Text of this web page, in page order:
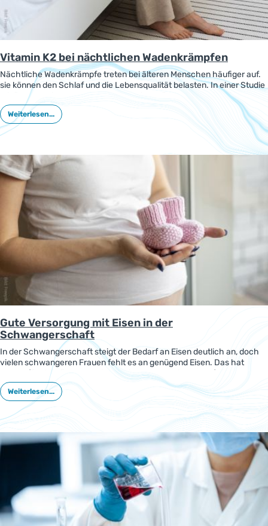
Vitamin K2 bei nächtlichen Wadenkrämpfen
Nächtliche Wadenkrämpfe treten bei älteren Menschen häufiger auf.
sie können den Schlaf und die Lebensqualität belasten. In einer Studie
mit älteren Teilnehmern verringerte die Ergänzung von Vitamin K2
(Menachinon) die Häufigkeit, Intensität und Dauer von nächtlichen
Wadenkrämpfen.
Weiterlesen...
Gute Versorgung mit Eisen in der
Schwangerschaft
In der Schwangerschaft steigt der Bedarf an Eisen deutlich an, doch
vielen schwangeren Frauen fehlt es an genügend Eisen. Das hat
Folgen für die Mütter und die Entwicklung des Kindes. Auf eine gute
Eisenversorgung sollte in allen Phasen der Schwangerschaft geachtet
werden.
Weiterlesen...